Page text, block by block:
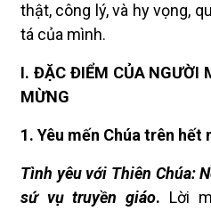
thật, công lý, và hy vọng,
tá của mình.
I. ĐẶC ĐIỂM CỦA NGƯỜI
MỪNG
1. Yêu mến Chúa trên hết
Tình yêu với Thiên Chúa:
sứ vụ truyền giáo. Lời